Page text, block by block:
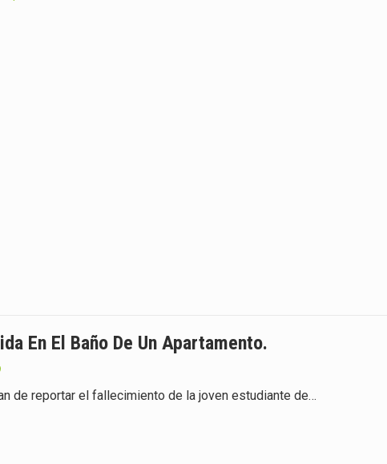
En El Baño De Un Apartamento.
de reportar el fallecimiento de la joven estudiante de…